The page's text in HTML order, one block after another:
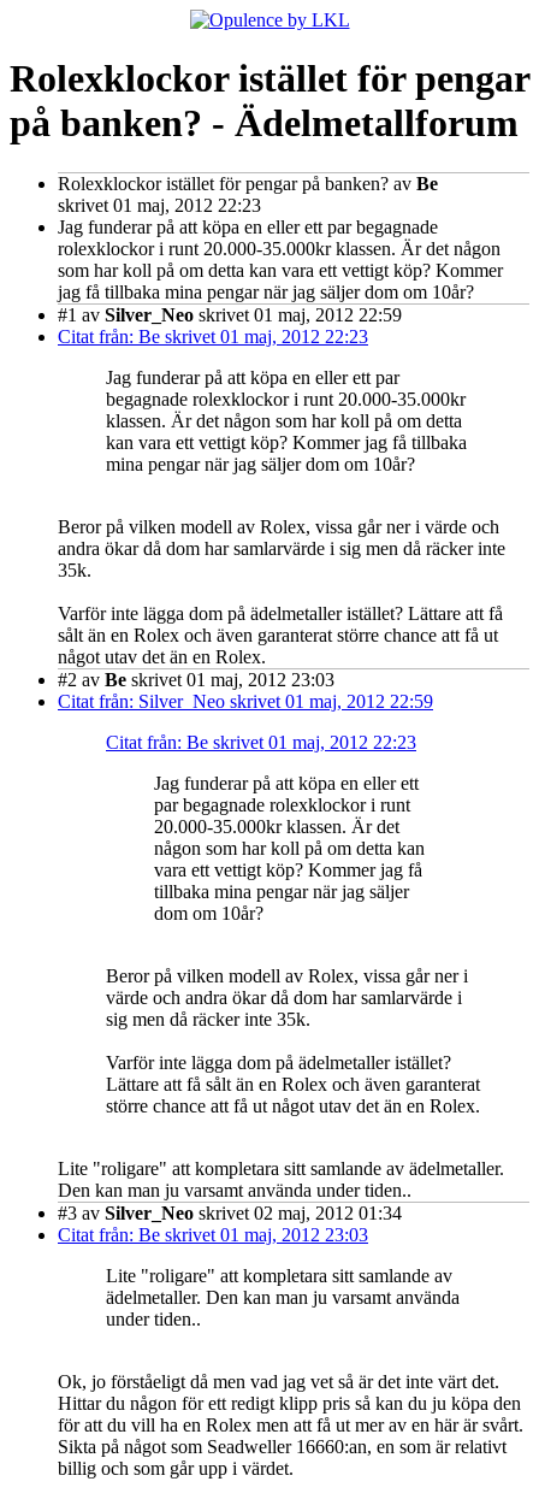
Rolexklockor istället för pengar
på banken? - Ädelmetallforum
Rolexklockor istället för pengar på banken? av Be
skrivet 01 maj, 2012 22:23
Jag funderar på att köpa en eller ett par begagnade
rolexklockor i runt 20.000-35.000kr klassen. Är det någon
som har koll på om detta kan vara ett vettigt köp? Kommer
jag få tillbaka mina pengar när jag säljer dom om 10år?
#1 av Silver_Neo skrivet 01 maj, 2012 22:59
Citat från: Be skrivet 01 maj, 2012 22:23
Jag funderar på att köpa en eller ett par
begagnade rolexklockor i runt 20.000-35.000kr
klassen. Är det någon som har koll på om detta
kan vara ett vettigt köp? Kommer jag få tillbaka
mina pengar när jag säljer dom om 10år?
Beror på vilken modell av Rolex, vissa går ner i värde och
andra ökar då dom har samlarvärde i sig men då räcker inte
35k.
Varför inte lägga dom på ädelmetaller istället? Lättare att få
sålt än en Rolex och även garanterat större chance att få ut
något utav det än en Rolex.
#2 av Be skrivet 01 maj, 2012 23:03
Citat från: Silver_Neo skrivet 01 maj, 2012 22:59
Citat från: Be skrivet 01 maj, 2012 22:23
Jag funderar på att köpa en eller ett
par begagnade rolexklockor i runt
20.000-35.000kr klassen. Är det
någon som har koll på om detta kan
vara ett vettigt köp? Kommer jag få
tillbaka mina pengar när jag säljer
dom om 10år?
Beror på vilken modell av Rolex, vissa går ner i
värde och andra ökar då dom har samlarvärde i
sig men då räcker inte 35k.
Varför inte lägga dom på ädelmetaller istället?
Lättare att få sålt än en Rolex och även garanterat
större chance att få ut något utav det än en Rolex.
Lite "roligare" att kompletara sitt samlande av ädelmetaller.
Den kan man ju varsamt använda under tiden..
#3 av Silver_Neo skrivet 02 maj, 2012 01:34
Citat från: Be skrivet 01 maj, 2012 23:03
Lite "roligare" att kompletara sitt samlande av
ädelmetaller. Den kan man ju varsamt använda
under tiden..
Ok, jo förståeligt då men vad jag vet så är det inte värt det.
Hittar du någon för ett redigt klipp pris så kan du ju köpa den
för att du vill ha en Rolex men att få ut mer av en här är svårt.
Sikta på något som Seadweller 16660:an, en som är relativt
billig och som går upp i värdet.